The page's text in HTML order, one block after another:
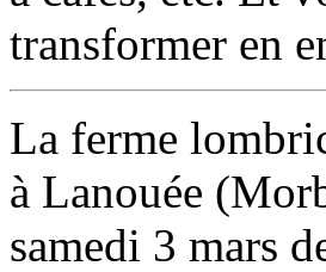
transformer en
La ferme
à Lanouée
samedi 3 mars